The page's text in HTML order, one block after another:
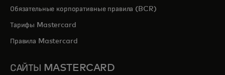
Обязательные корпоративные правила (BCR)
Тарифы Mastercard
Правила Mastercard
САЙТЫ MASTERCARD